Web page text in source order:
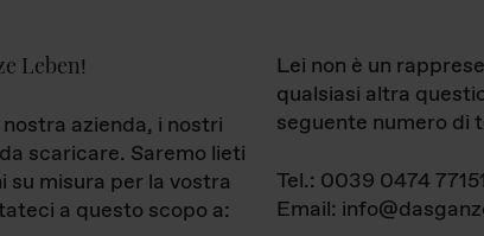
Leben!
azienda, i nostri
scaricare. Saremo lieti
misura per la vostra
a questo scopo a:
Lei non è un
qualsiasi altra
seguente numero di
Tel.: 0039 0474
Email: